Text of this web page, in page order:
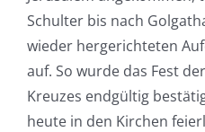
Schulter bis nach
wieder hergerichteten
auf. So wurde das Fest
Kreuzes endgültig
heute in den Kirchen